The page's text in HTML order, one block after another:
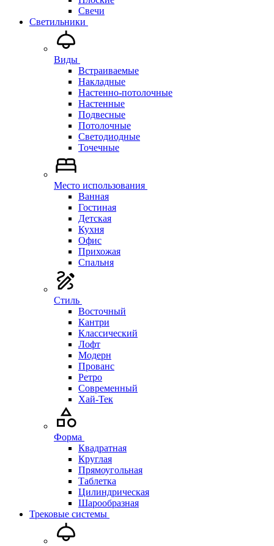
Свечи
Светильники
Виды
Встраиваемые
Накладные
Настенно-потолочные
Настенные
Подвесные
Потолочные
Светодиодные
Точечные
Место использования
Ванная
Гостиная
Детская
Кухня
Офис
Прихожая
Спальня
Стиль
Восточный
Кантри
Классический
Лофт
Модерн
Прованс
Ретро
Современный
Хай-Тек
Форма
Квадратная
Круглая
Прямоугольная
Таблетка
Цилиндрическая
Шарообразная
Трековые системы